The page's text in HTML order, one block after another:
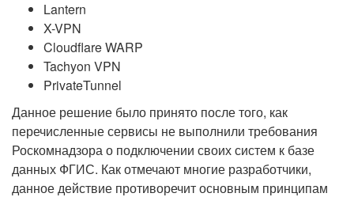
Lantern
X-VPN
Cloudflare WARP
Tachyon VPN
PrivateTunnel
Данное решение было принято после того, как
перечисленные сервисы не выполнили требования
Роскомнадзора о подключении своих систем к базе
данных ФГИС. Как отмечают многие разработчики,
данное действие противоречит основным принципам